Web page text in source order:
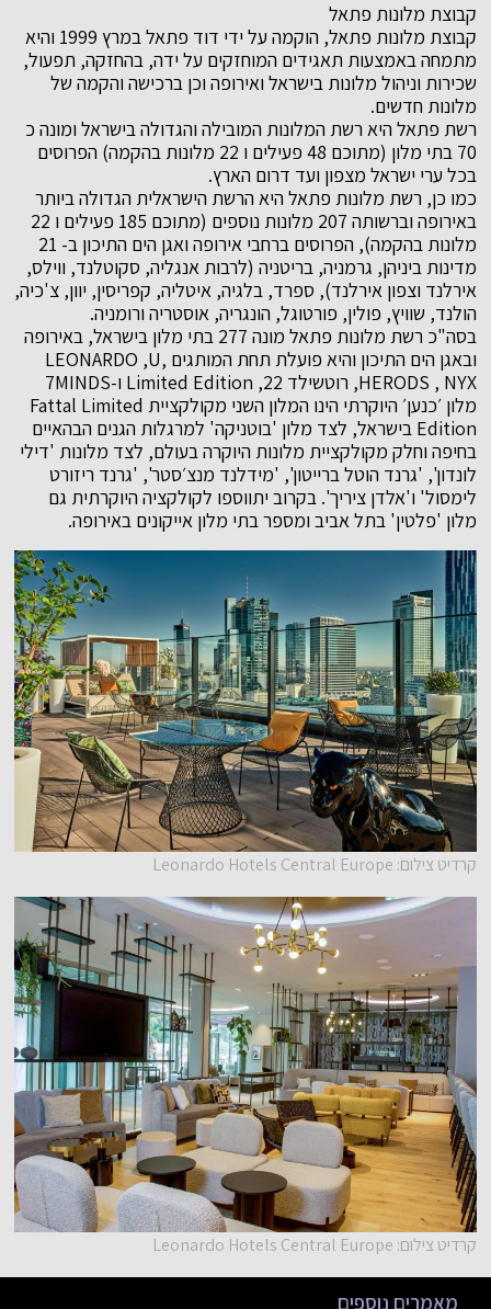
קבוצת מלונות פתאל
קבוצת מלונות פתאל, הוקמה על ידי דוד פתאל במרץ 1999 והיא
מתמחה באמצעות תאגידים המוחזקים על ידה, בהחזקה, תפעול,
שכירות וניהול מלונות בישראל ואירופה וכן ברכישה והקמה של
מלונות חדשים.
רשת פתאל היא רשת המלונות המובילה והגדולה בישראל ומונה כ
70 בתי מלון (מתוכם 48 פעילים ו 22 מלונות בהקמה) הפרוסים
בכל ערי ישראל מצפון ועד דרום הארץ.
כמו כן, רשת מלונות פתאל היא הרשת הישראלית הגדולה ביותר
באירופה וברשותה 207 מלונות נוספים (מתוכם 185 פעילים ו 22
מלונות בהקמה), הפרוסים ברחבי אירופה ואגן הים התיכון ב- 21
מדינות ביניהן, גרמניה, בריטניה (לרבות אנגליה, סקוטלנד, ווילס,
אירלנד וצפון אירלנד), ספרד, בלגיה, איטליה, קפריסין, יוון, צ'כיה,
הולנד, שוויץ, פולין, פורטוגל, הונגריה, אוסטריה ורומניה.
בסה"כ רשת מלונות פתאל מונה 277 בתי מלון בישראל, באירופה
ובאגן הים התיכון והיא פועלת תחת המותגים LEONARDO ,U,
HERODS , NYX, רוטשילד 22, Limited Edition ו-7MINDS
מלון ׳כנען׳ היוקרתי הינו המלון השני מקולקציית Fattal Limited
Edition בישראל, לצד מלון 'בוטניקה' למרגלות הגנים הבהאיים
בחיפה וחלק מקולקציית מלונות היוקרה בעולם, לצד מלונות 'דילי
לונדון', 'גרנד הוטל ברייטון', 'מידלנד מנצ׳סטר', 'גרנד ריזורט
לימסול' ו'אלדן ציריך'. בקרוב יתווספו לקולקציה היוקרתית גם
מלון 'פלטין' בתל אביב ומספר בתי מלון אייקונים באירופה.
קרדיט צילום: Leonardo Hotels Central Europe
קרדיט צילום: Leonardo Hotels Central Europe
מאמרים נוספים